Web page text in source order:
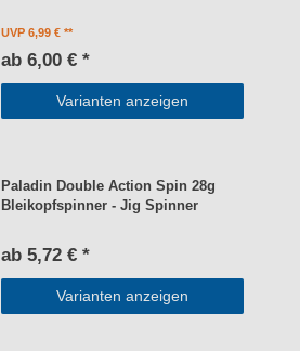
UVP 6,99 €
ab 6,00 € *
Varianten anzeigen
Paladin Double Action Spin 28g
Bleikopfspinner - Jig Spinner
ab 5,72 € *
Varianten anzeigen